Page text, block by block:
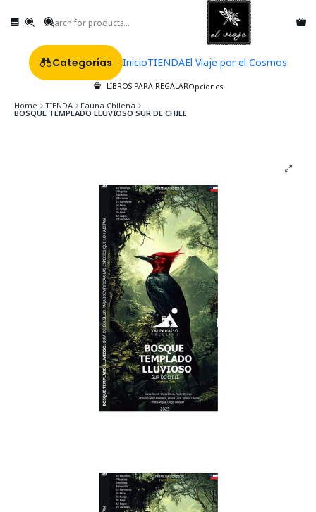
Categorías InicioTIENDAEl Viaje por el Cosmos
LIBROS PARA REGALAROpciones
Home TIENDA Fauna Chilena
BOSQUE TEMPLADO LLUVIOSO SUR DE CHILE